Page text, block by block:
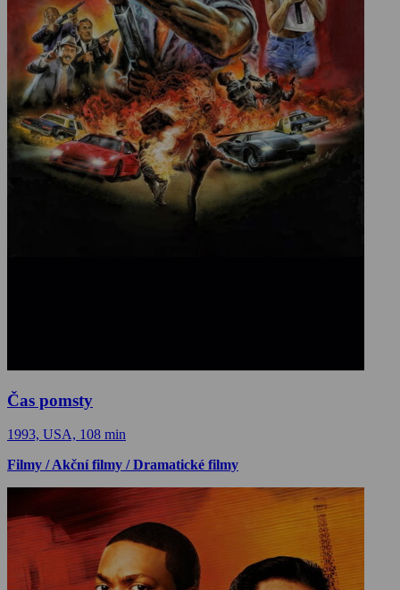
Čas pomsty
1993, USA, 108 min
Filmy / Akční filmy / Dramatické filmy